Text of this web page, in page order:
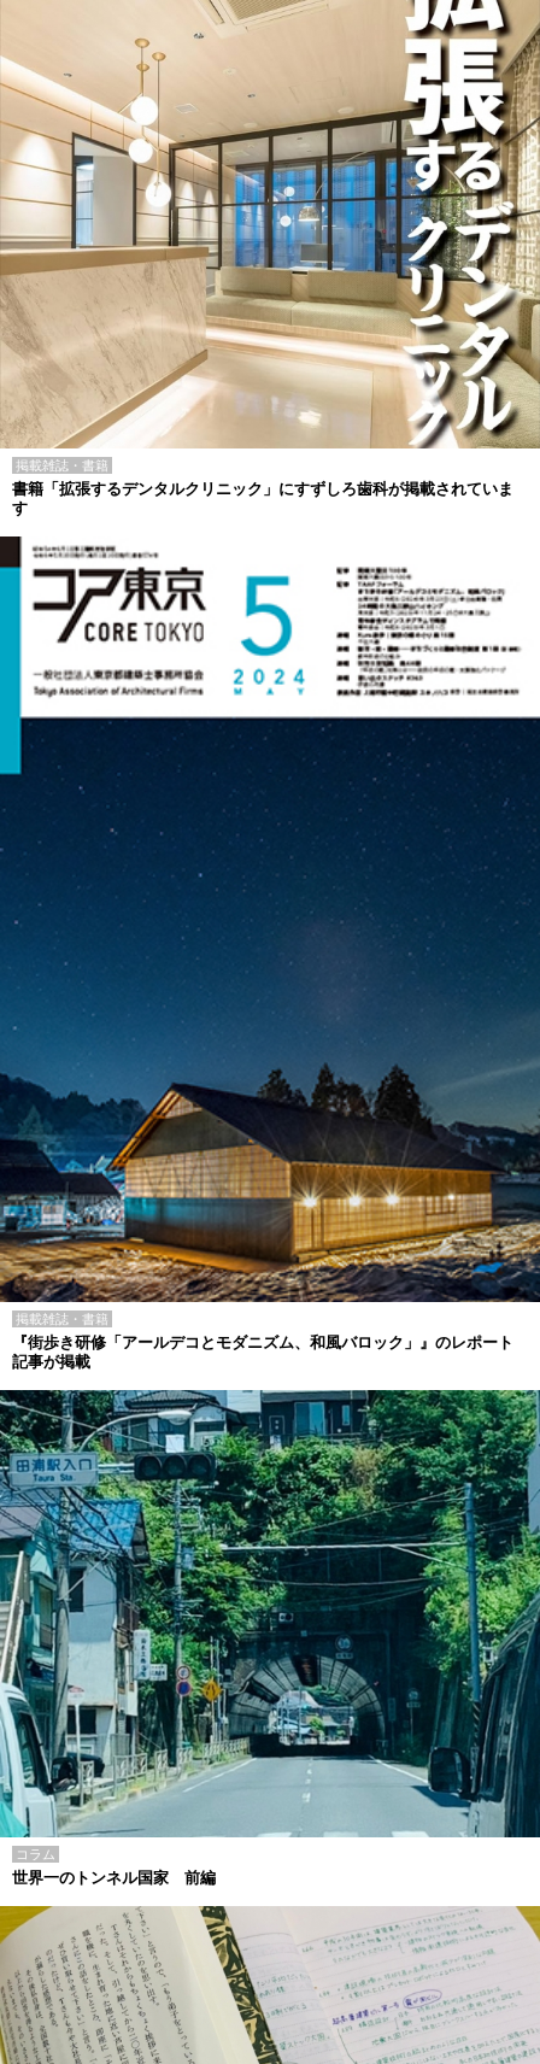
掲載雑誌・書籍
書籍「拡張するデンタルクリニック」にすずしろ歯科が掲載されていま
す
掲載雑誌・書籍
『街歩き研修「アールデコとモダニズム、和風バロック」』のレポート
記事が掲載
コラム
世界一のトンネル国家 前編